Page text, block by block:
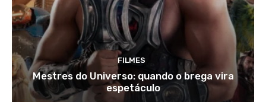
FILMES
Mestres do Universo: quando o brega vira
espetáculo